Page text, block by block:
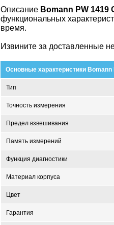
Описание Bomann PW 1419
функциональных
время.
Извините за доставленные
Основные характеристики Bomann
Тип
Точность измерения
Предел взвешивания
Память измерений
Функция диагностики
Материал корпуса
Цвет
Гарантия